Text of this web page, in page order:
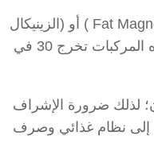
أما الأعشاب التي لها تأثيرات نافعة ولكن الاستمرار عليها يجعل تأثيرها ضارا مثل (الفات ماجنتFat Magnets ) أو (الزينيكال
Xenica )، وهذه عبارة عن مواد كيماوية ترتبط بالدهون ، وعندما يتناولها الإنسان قبل الأكل فإن هذه المركبات تخرج 30 في
لذلك ضرورة الإشراف
إلى نظام غذائي وصرف